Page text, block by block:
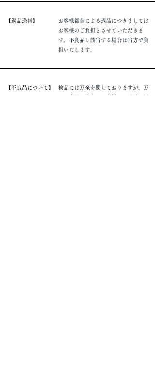
​【返品送料】
お客様都合による返品につきましては
お客様のご負担とさせていただきま
す。不良品に該当する場合は当方で負
担いたします。
​【不良品について】
​検品には万全を期しておりますが、万